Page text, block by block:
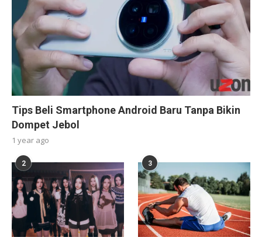
Tips Beli Smartphone Android Baru Tanpa Bikin
Dompet Jebol
1 year ago
2 3